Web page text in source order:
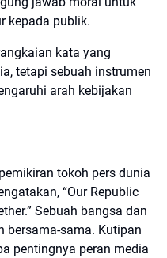
kepada publik.
kata yang
tetapi sebuah instrumen
arah kebijakan
tokoh pers dunia
“Our Republic
Sebuah bangsa dan
bersama-sama. Kutipan
pentingnya peran media